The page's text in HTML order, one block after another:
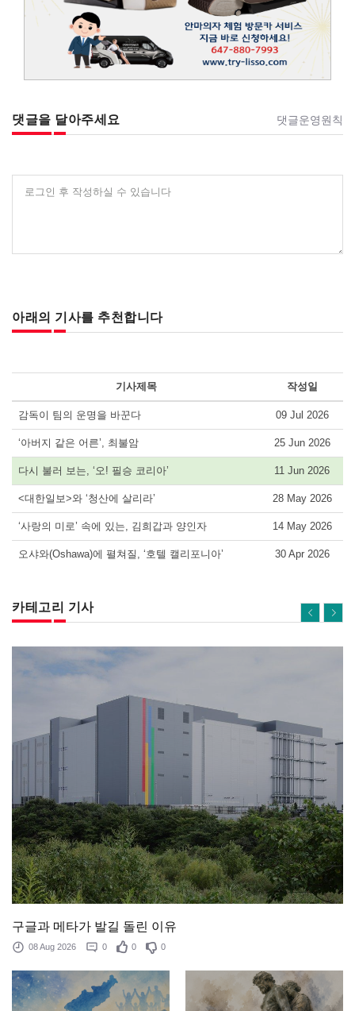
댓글을 달아주세요 댓글운영원칙
로그인 후 작성하실 수 있습니다
아래의 기사를 추천합니다
기사제목 작성일
감독이 팀의 운명을 바꾼다 09 Jul 2026
‘아버지 같은 어른’, 최불암 25 Jun 2026
다시 불러 보는, ‘오! 필승 코리아’ 11 Jun 2026
<대한일보>와 ‘청산에 살리라’ 28 May 2026
‘사랑의 미로’ 속에 있는, 김희갑과 양인자 14 May 2026
오샤와(Oshawa)에 펼쳐질, ‘호텔 캘리포니아’ 30 Apr 2026
카테고리 기사
구글과 메타가 발길 돌린 이유
08 Aug 2026 0 0 0